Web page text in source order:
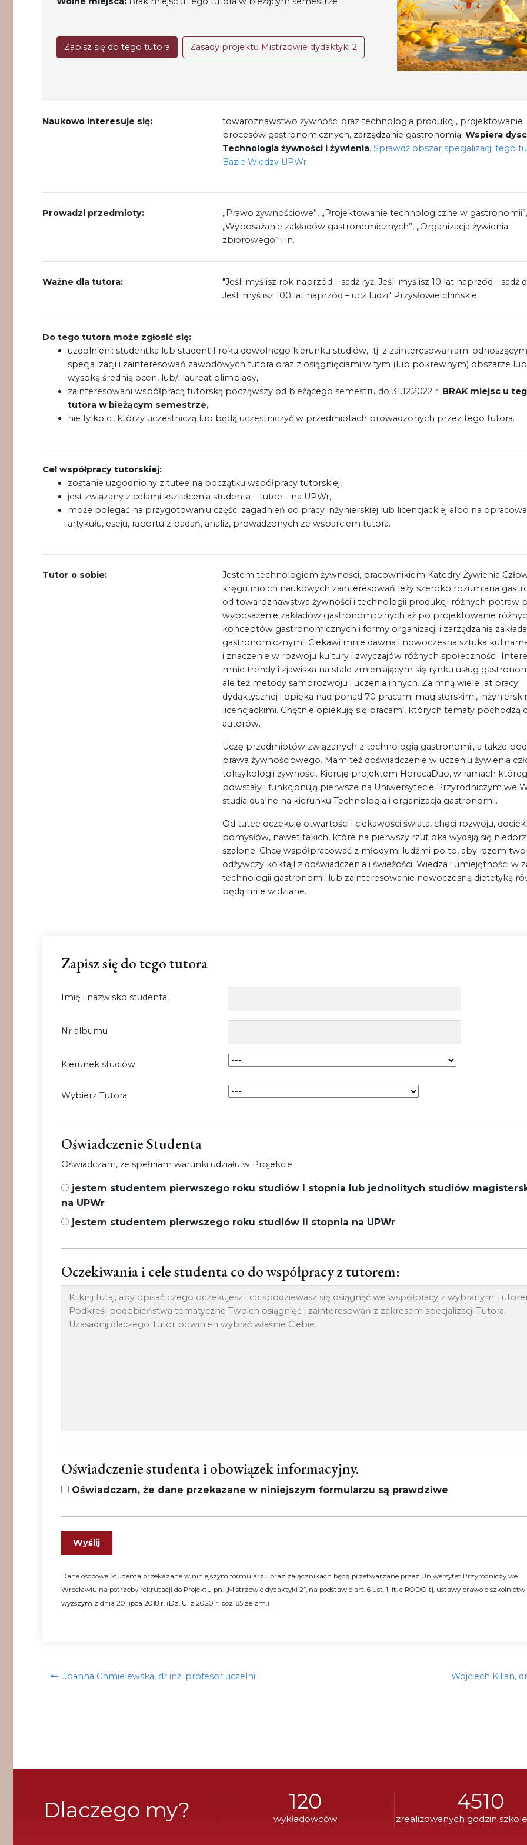
Zapisz się do tego tutora Zasady projektu Mistrzowie dydaktyki 2
Naukowo interesuje się:
towaroznawstwo żywności oraz technologia produkcji, projektowanie
procesów gastronomicznych, zarządzanie gastronomią. Wspiera
Technologia żywności i żywienia. Sprawdź obszar specjalizacji tego
Bazie Wiedzy UPWr
Prowadzi przedmioty:
„Prawo żywnościowe”, „Projektowanie technologiczne w gastronomii”,
„Wyposażanie zakładów gastronomicznych”, „Organizacja żywienia
zbiorowego” i in.
Ważne dla tutora:
"Jeśli myślisz rok naprzód – sadź ryż, Jeśli myślisz 10 lat naprzód - sadź
Jeśli myślisz 100 lat naprzód – ucz ludzi" Przysłowie chińskie
Do tego tutora może zgłosić się:
uzdolnieni: studentka lub student I roku dowolnego kierunku studiów, tj. z zainteresowaniami
specjalizacji i zainteresowań zawodowych tutora oraz z osiągnięciami w tym (lub pokrewnym) obszarze
wysoką średnią ocen, lub/i laureat olimpiady,
zainteresowani współpracą tutorską począwszy od bieżącego semestru do 31.12.2022 r. BRAK miejsc u
tutora w bieżącym semestrze,
nie tylko ci, którzy uczestniczą lub będą uczestniczyć w przedmiotach prowadzonych przez tego tutora.
Cel współpracy tutorskiej:
zostanie uzgodniony z tutee na początku współpracy tutorskiej,
jest związany z celami kształcenia studenta – tutee – na UPWr,
może polegać na przygotowaniu części zagadnień do pracy inżynierskiej lub licencjackiej albo na
artykułu, eseju, raportu z badań, analiz, prowadzonych ze wsparciem tutora.
Tutor o sobie:
Jestem technologiem żywności, pracownikiem Katedry Żywienia
kręgu moich naukowych zainteresowań leży szeroko rozumiana
od towaroznawstwa żywności i technologii produkcji różnych potraw
wyposażenie zakładów gastronomicznych aż po projektowanie
konceptów gastronomicznych i formy organizacji i zarządzania
gastronomicznymi. Ciekawi mnie dawna i nowoczesna sztuka
i znaczenie w rozwoju kultury i zwyczajów różnych społeczności.
mnie trendy i zjawiska na stale zmieniającym się rynku usług
ale też metody samorozwoju i uczenia innych. Za mną wiele lat pracy
dydaktycznej i opieka nad ponad 70 pracami magisterskimi,
licencjackimi. Chętnie opiekuję się pracami, których tematy pochodzą
autorów.
Uczę przedmiotów związanych z technologią gastronomii, a także
prawa żywnościowego. Mam też doświadczenie w uczeniu żywienia
toksykologii żywności. Kieruję projektem HorecaDuo, w ramach
powstały i funkcjonują pierwsze na Uniwersytecie Przyrodniczym we
studia dualne na kierunku Technologia i organizacja gastronomii.
Od tutee oczekuję otwartości i ciekawości świata, chęci rozwoju,
pomysłów, nawet takich, które na pierwszy rzut oka wydają się
szalone. Chcę współpracować z młodymi ludźmi po to, aby razem
odżywczy koktajl z doświadczenia i świeżości. Wiedza i umiejętności w
technologii gastronomii lub zainteresowanie nowoczesną dietetyką
będą mile widziane.
Zapisz się do tego tutora
Imię i nazwisko studenta
Nr albumu
Kierunek studiów
Wybierz Tutora
Oświadczenie Studenta
Oświadczam, że spełniam warunki udziału w Projekcie:
jestem studentem pierwszego roku studiów I stopnia lub jednolitych studiów
na UPWr
jestem studentem pierwszego roku studiów II stopnia na UPWr
Oczekiwania i cele studenta co do współpracy z tutorem:
Oświadczenie studenta i obowiązek informacyjny.
Oświadczam, że dane przekazane w niniejszym formularzu są prawdziwe
Dane osobowe Studenta przekazane w niniejszym formularzu oraz załącznikach będą przetwarzane przez Uniwersytet Przyrodniczy we
Wrocławiu na potrzeby rekrutacji do Projektu pn. „Mistrzowie dydaktyki 2”, na podstawie art. 6 ust. 1 lit. c RODO tj. ustawy prawo o
wyższym z dnia 20 lipca 2018 r. (Dz. U. z 2020 r. poz. 85 ze zm.)
Nawigacja
Poprzedni
Joanna Chmielewska, dr inż. profesor uczelni
Następny
Wojciech Kilian,
Dlaczego my? 120
wykładowców
4510
zrealizowanych godzin